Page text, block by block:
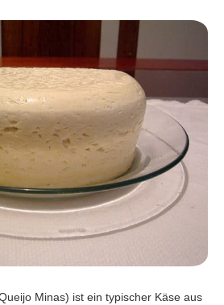
Minas) ist ein typischer Käse aus